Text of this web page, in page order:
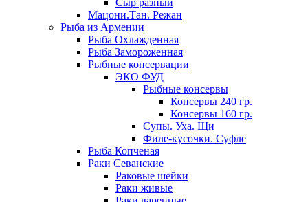
Сыр разный
Мацони.Тан. Режан
Рыба из Армении
Рыба Охлажденная
Рыба Замороженная
Рыбные консервации
ЭКО ФУД
Рыбные консервы
Консервы 240 гр.
Консервы 160 гр.
Супы. Уха. Щи
Филе-кусочки. Суфле
Рыба Копченая
Раки Севанские
Раковые шейки
Раки живые